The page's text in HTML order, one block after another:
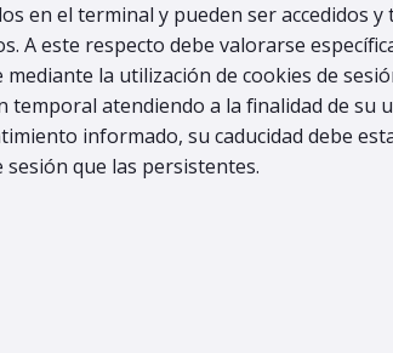
en el terminal y pueden ser
A este respecto debe valorarse
la utilización de cookies de
atendiendo a la finalidad de su
informado, su caducidad debe
sesión que las persistentes.